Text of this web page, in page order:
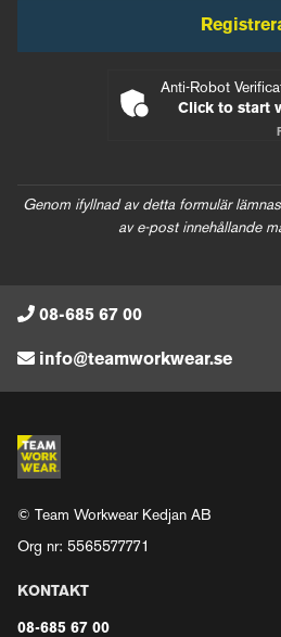
Anti-Robot
Click to start
Genom ifyllnad av detta formulär
av e-post innehållande
08-685 67 00
info@teamworkwear.se
© Team Workwear Kedjan AB
Org nr: 5565577771
KONTAKT
08-685 67 00